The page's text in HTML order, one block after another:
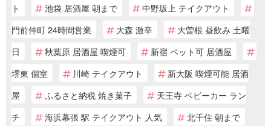
ト
池袋 居酒屋 朝まで
中野坂上 テイクアウト
門前仲町 24時間営業
大森 激辛
大曽根 昼飲み 土曜
日
秋葉原 居酒屋 喫煙可
新宿 ペット可 居酒屋
堺東 個室
川崎 テイクアウト
新大阪 喫煙可能 居酒
屋
ふるさと納税 焼き菓子
天王寺 ベビーカー ラン
チ
海浜幕張 駅 テイクアウト 人気
北千住 朝まで